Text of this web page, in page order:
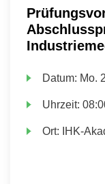
Datum: Mo.
Uhrzeit:
Ort: IHK-